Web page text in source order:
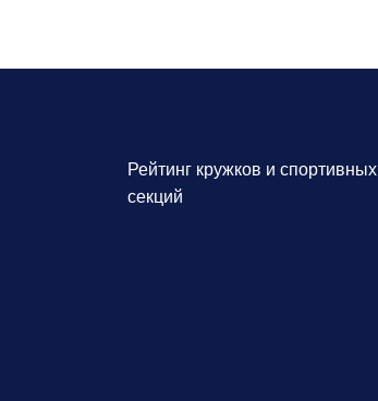
Рейтинг кружков и спортивных
секций